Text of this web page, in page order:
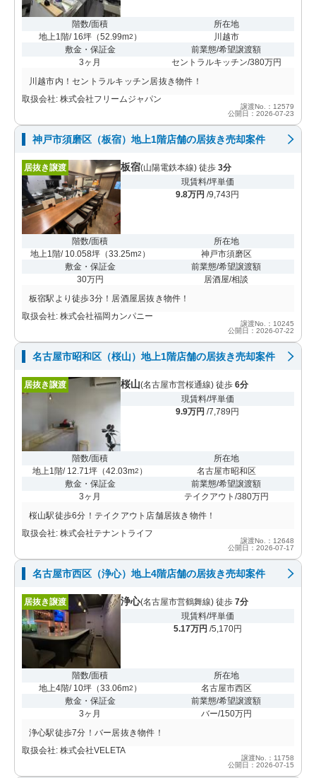
階数/面積
地上1階/ 16坪（52.99m2 ）
所在地
川越市
敷金・保証金
3ヶ月
前業態/希望譲渡額
セントラルキッチン/380万円
川越市内！セントラルキッチン居抜き物件！
取扱会社: 株式会社フリームジャパン
譲渡No.：12579
公開日：2026-07-23
神戸市須磨区（板宿）地上1階店舗の居抜き売却案件
居抜き譲渡 板宿(山陽電鉄本線) 徒歩 3分
現賃料/坪単価
9.8万円 /9,743円
階数/面積
地上1階/ 10.058坪（33.25m2 ）
所在地
神戸市須磨区
敷金・保証金
30万円
前業態/希望譲渡額
居酒屋/相談
板宿駅より徒歩3分！居酒屋居抜き物件！
取扱会社: 株式会社福岡カンパニー
譲渡No.：10245
公開日：2026-07-22
名古屋市昭和区（桜山）地上1階店舗の居抜き売却案件
居抜き譲渡 桜山(名古屋市営桜通線) 徒歩 6分
現賃料/坪単価
9.9万円 /7,789円
階数/面積
地上1階/ 12.71坪 （42.03m2 ）
所在地
名古屋市昭和区
敷金・保証金
3ヶ月
前業態/希望譲渡額
テイクアウト/380万円
桜山駅徒歩6分！テイクアウト店舗居抜き物件！
取扱会社: 株式会社テナントライフ
譲渡No.：12648
公開日：2026-07-17
名古屋市西区（浄心）地上4階店舗の居抜き売却案件
居抜き譲渡 浄心(名古屋市営鶴舞線) 徒歩 7分
現賃料/坪単価
5.17万円 /5,170円
階数/面積
地上4階/ 10坪（33.06m2 ）
所在地
名古屋市西区
敷金・保証金
3ヶ月
前業態/希望譲渡額
バー/150万円
浄心駅徒歩7分！バー居抜き物件！
取扱会社: 株式会社VELETA
譲渡No.：11758
公開日：2026-07-15